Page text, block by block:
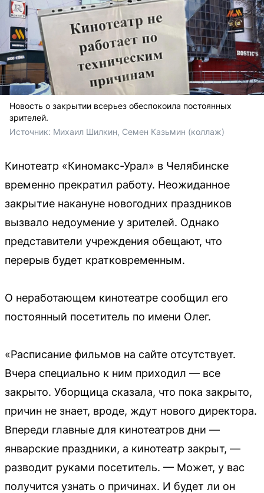
Новость о закрытии всерьез обеспокоила постоянных
зрителей.
Источник: Михаил Шилкин, Семен Казьмин (коллаж)
Кинотеатр «Киномакс-Урал» в Челябинске
временно прекратил работу. Неожиданное
закрытие накануне новогодних праздников
вызвало недоумение у зрителей. Однако
представители учреждения обещают, что
перерыв будет кратковременным.
О неработающем кинотеатре сообщил его
постоянный посетитель по имени Олег.
«Расписание фильмов на сайте отсутствует.
Вчера специально к ним приходил — все
закрыто. Уборщица сказала, что пока закрыто,
причин не знает, вроде, ждут нового директора.
Впереди главные для кинотеатров дни —
январские праздники, а кинотеатр закрыт, —
разводит руками посетитель. — Может, у вас
получится узнать о причинах. И будет ли он